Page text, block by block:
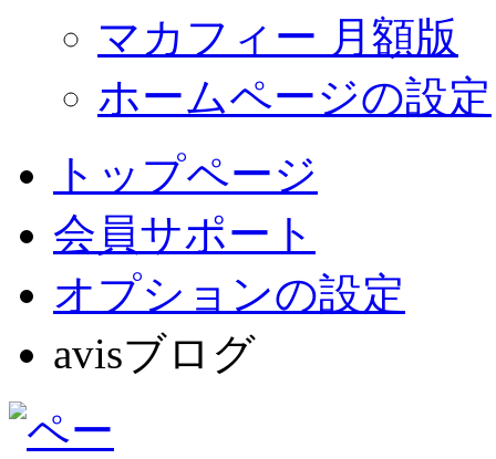
マカフィー 月額版
ホームページの設定
トップページ
会員サポート
オプションの設定
avisブログ